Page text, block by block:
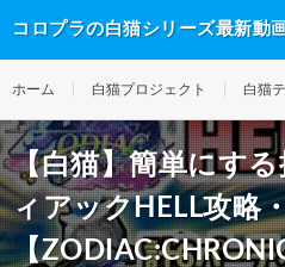
コロプラの白猫シリーズ最新動
ホーム 白猫プロジェクト 白猫
【白猫】簡単にす
ィアックHELL攻略
【